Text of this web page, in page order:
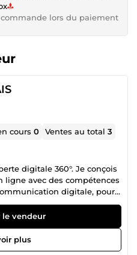
lors du paiement
cours0 Ventes au total3
digitale 360°. Je conçois
ligne avec des compétences
digitale, pour
leviers de croissance.
et refonte de sites
e-commerce, blogs) 📝
et responsives 🚀
et de la sécurité 📏
vendeur
plus